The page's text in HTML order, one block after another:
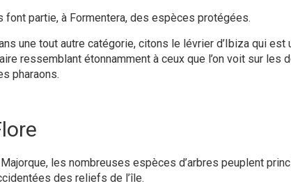
font partie, à Formentera, des espèces protégées.
une tout autre catégorie, citons le lévrier d’Ibiza qui est
ressemblant étonnamment à ceux que l’on voit sur les
pharaons.
les nombreuses espèces d’arbres peuplent
des reliefs de l’île.